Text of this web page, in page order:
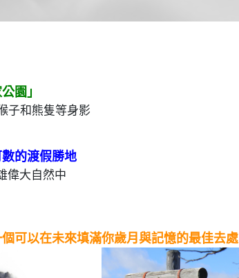
園」
子和熊隻等身影
的渡假勝地
偉大自然中
可以在未來填滿你歲月與記憶的最佳去處